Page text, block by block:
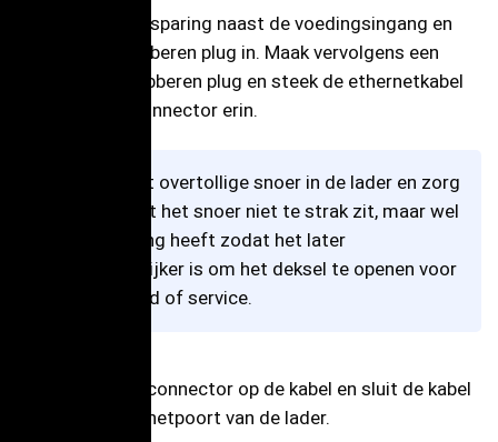
Verwijder de uitsparing naast de voedingsingang en
steek er een rubberen plug in. Maak vervolgens een
sneetje in de rubberen plug en steek de ethernetkabel
zonder RJ45-connector erin.
Let op het overtollige snoer in de lader en zorg
ervoor dat het snoer niet te strak zit, maar wel
wat speling heeft zodat het later
gemakkelijker is om het deksel te openen voor
onderhoud of service.
Krimp de RJ45-connector op de kabel en sluit de kabel
aan op de ethernetpoort van de lader.